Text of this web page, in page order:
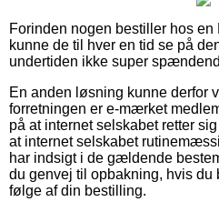
Forinden nogen bestiller hos
kunne de til hver en tid se på
undertiden ikke super
En anden løsning kunne derfor
forretningen er e-mærket
på at internet selskabet retter
at internet selskabet
har indsigt i de gældende
du genvej til opbakning, hvis
følge af din bestilling.